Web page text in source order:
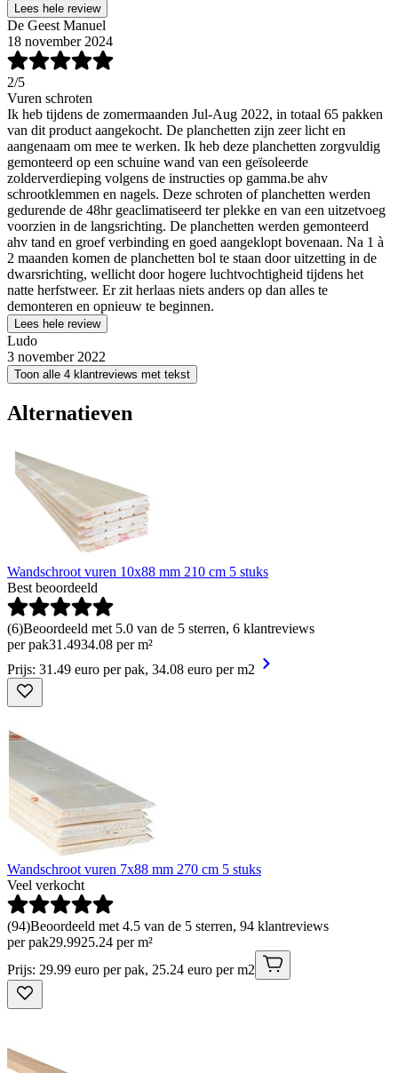
Lees hele review
De Geest Manuel
18 november 2024
2/5
Vuren schroten
Ik heb tijdens de zomermaanden Jul-Aug 2022, in totaal 65 pakken
van dit product aangekocht. De planchetten zijn zeer licht en
aangenaam om mee te werken. Ik heb deze planchetten zorgvuldig
gemonteerd op een schuine wand van een geïsoleerde
zolderverdieping volgens de instructies op gamma.be ahv
schrootklemmen en nagels. Deze schroten of planchetten werden
gedurende de 48hr geaclimatiseerd ter plekke en van een uitzetvoeg
voorzien in de langsrichting. De planchetten werden gemonteerd
ahv tand en groef verbinding en goed aangeklopt bovenaan. Na 1 à
2 maanden komen de planchetten bol te staan door uitzetting in de
dwarsrichting, wellicht door hogere luchtvochtigheid tijdens het
natte herfstweer. Er zit herlaas niets anders op dan alles te
demonteren en opnieuw te beginnen.
Lees hele review
Ludo
3 november 2022
Toon alle 4 klantreviews met tekst
Alternatieven
Wandschroot vuren 10x88 mm 210 cm 5 stuks
Best beoordeeld
(6)Beoordeeld met 5.0 van de 5 sterren, 6 klantreviews
per pak31 .4934.08 per m²
Prijs: 31.49 euro per pak, 34.08 euro per m2
Wandschroot vuren 7x88 mm 270 cm 5 stuks
Veel verkocht
(94)Beoordeeld met 4.5 van de 5 sterren, 94 klantreviews
per pak29.9925.24 per m²
Prijs: 29.99 euro per pak, 25.24 euro per m2